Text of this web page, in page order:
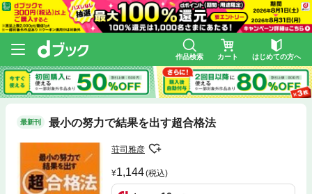
作品検索 カート はじめての方へ
最新刊 最小の努力で結果を出す超合格法
荘司雅彦
1,144(税込)